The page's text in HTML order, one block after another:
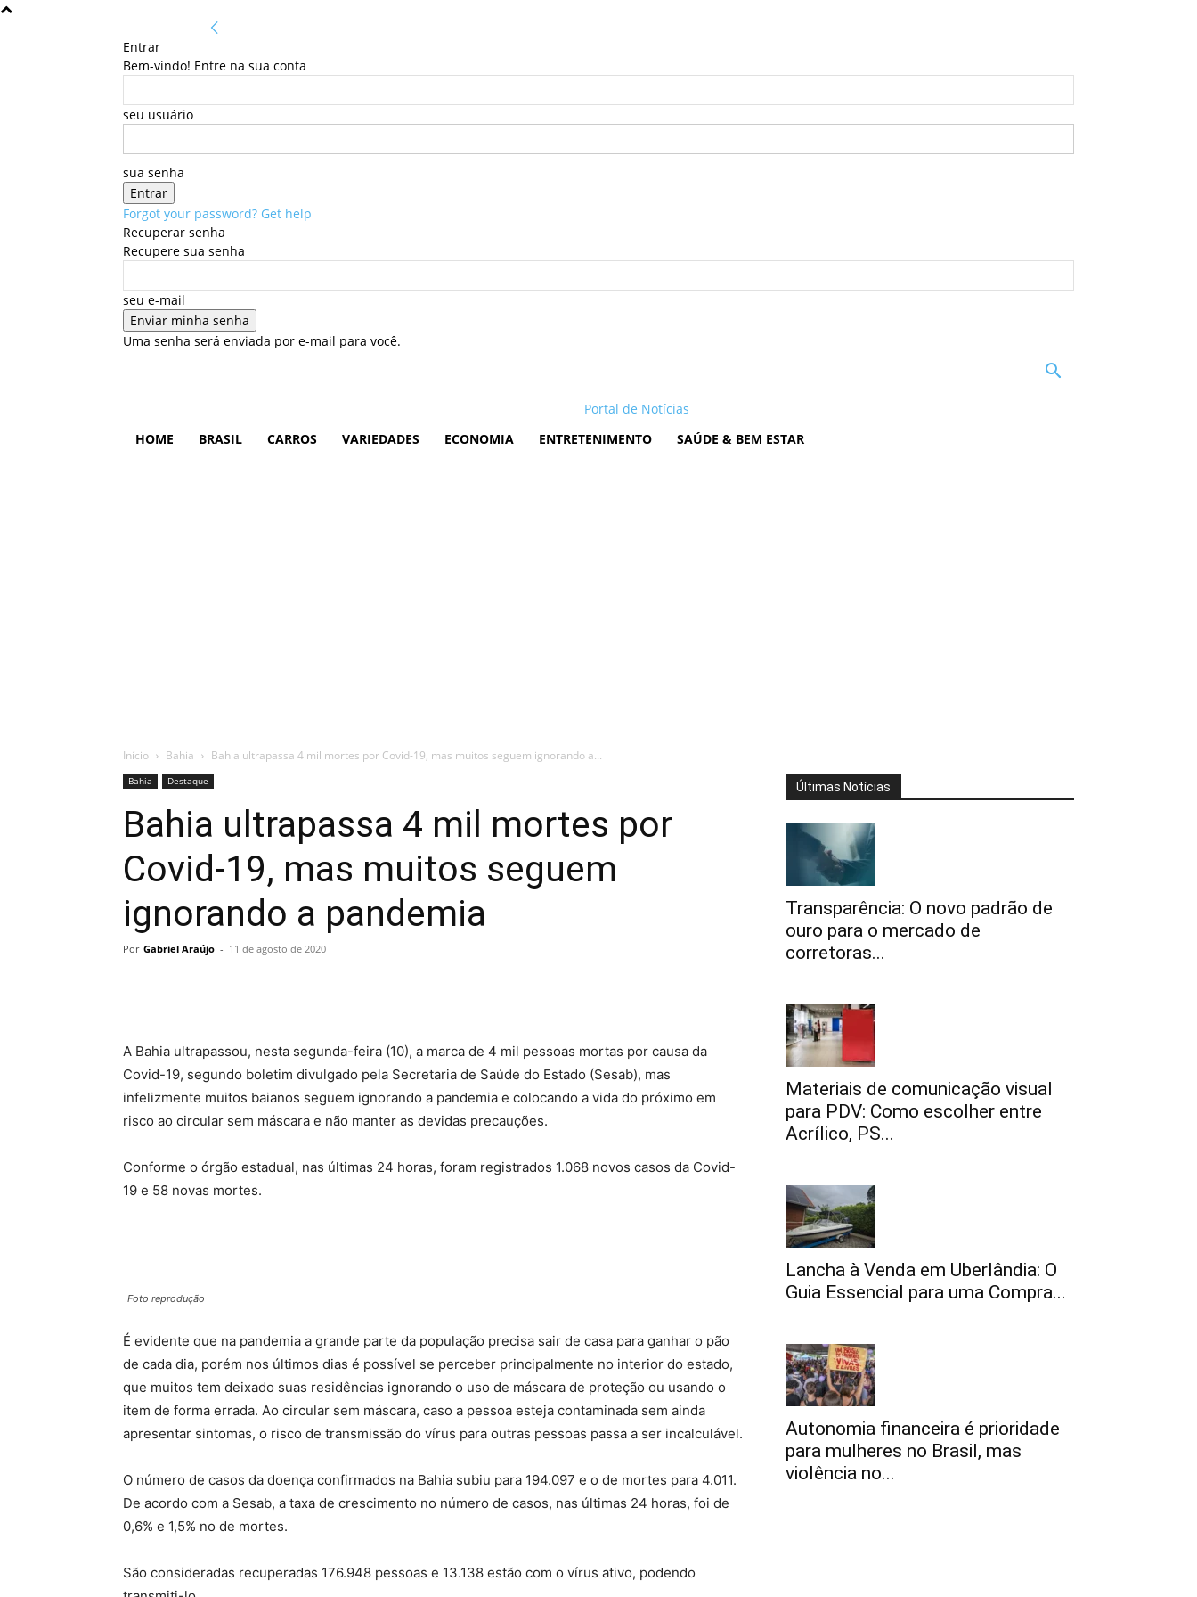
Entrar
Bem-vindo! Entre na sua conta
seu usuário
sua senha
Forgot your password? Get help
Recuperar senha
Recupere sua senha
seu e-mail
Uma senha será enviada por e-mail para você.
Portal de Notícias
HOME
BRASIL CARROS VARIEDADES ECONOMIA ENTRETENIMENTO SAÚDE & BEM ESTAR
Início Bahia Bahia ultrapassa 4 mil mortes por Covid-19, mas muitos seguem ignorando a...
Bahia Destaque
Bahia ultrapassa 4 mil mortes por
Covid-19, mas muitos seguem
ignorando a pandemia
Por Gabriel Araújo - 11 de agosto de 2020
A Bahia ultrapassou, nesta segunda-feira (10), a marca de 4 mil pessoas mortas por causa da
Covid-19, segundo boletim divulgado pela Secretaria de Saúde do Estado (Sesab), mas
infelizmente muitos baianos seguem ignorando a pandemia e colocando a vida do próximo em
risco ao circular sem máscara e não manter as devidas precauções.
Conforme o órgão estadual, nas últimas 24 horas, foram registrados 1.068 novos casos da Covid-
19 e 58 novas mortes.
Foto reprodução
É evidente que na pandemia a grande parte da população precisa sair de casa para ganhar o pão
de cada dia, porém nos últimos dias é possível se perceber principalmente no interior do estado,
que muitos tem deixado suas residências ignorando o uso de máscara de proteção ou usando o
item de forma errada. Ao circular sem máscara, caso a pessoa esteja contaminada sem ainda
apresentar sintomas, o risco de transmissão do vírus para outras pessoas passa a ser incalculável.
O número de casos da doença confirmados na Bahia subiu para 194.097 e o de mortes para 4.011.
De acordo com a Sesab, a taxa de crescimento no número de casos, nas últimas 24 horas, foi de
0,6% e 1,5% no de mortes.
São consideradas recuperadas 176.948 pessoas e 13.138 estão com o vírus ativo, podendo
Últimas Notícias
Transparência: O novo padrão de
ouro para o mercado de
corretoras...
Materiais de comunicação visual
para PDV: Como escolher entre
Acrílico, PS...
Lancha à Venda em Uberlândia: O
Guia Essencial para uma Compra...
Autonomia financeira é prioridade
para mulheres no Brasil, mas
violência no...